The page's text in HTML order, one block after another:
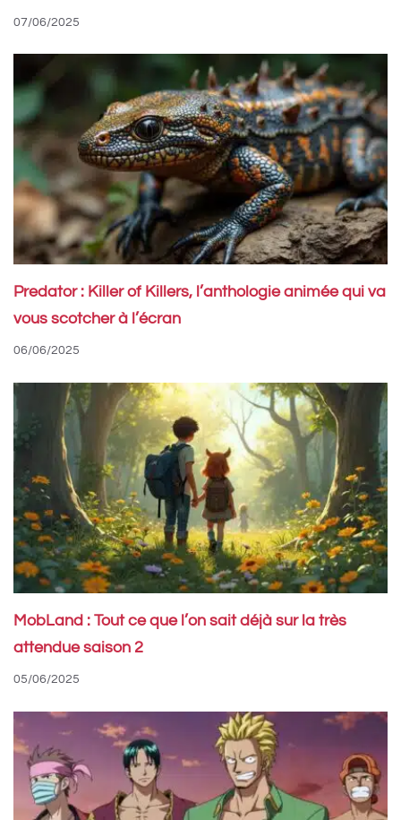
07/06/2025
Predator : Killer of Killers, l’anthologie animée qui va
vous scotcher à l’écran
06/06/2025
MobLand : Tout ce que l’on sait déjà sur la très
attendue saison 2
05/06/2025